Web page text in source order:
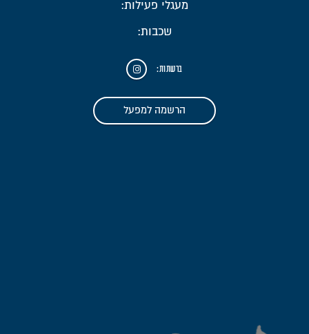
מעגלי פעילות:
שכבות:
ברשתות:
הרשמה למפעל